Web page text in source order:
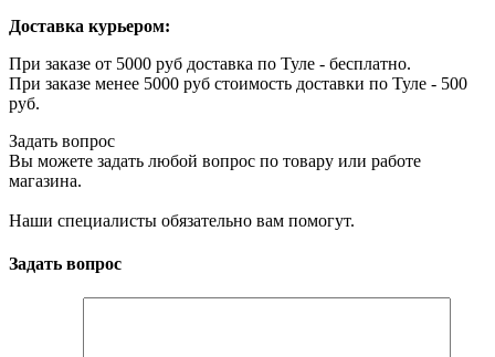
Доставка курьером:
При заказе от 5000 руб доставка по Туле - бесплатно.
При заказе менее 5000 руб стоимость доставки по Туле - 500
руб.
Задать вопрос
Вы можете задать любой вопрос по товару или работе
магазина.
Наши специалисты обязательно вам помогут.
Задать вопрос